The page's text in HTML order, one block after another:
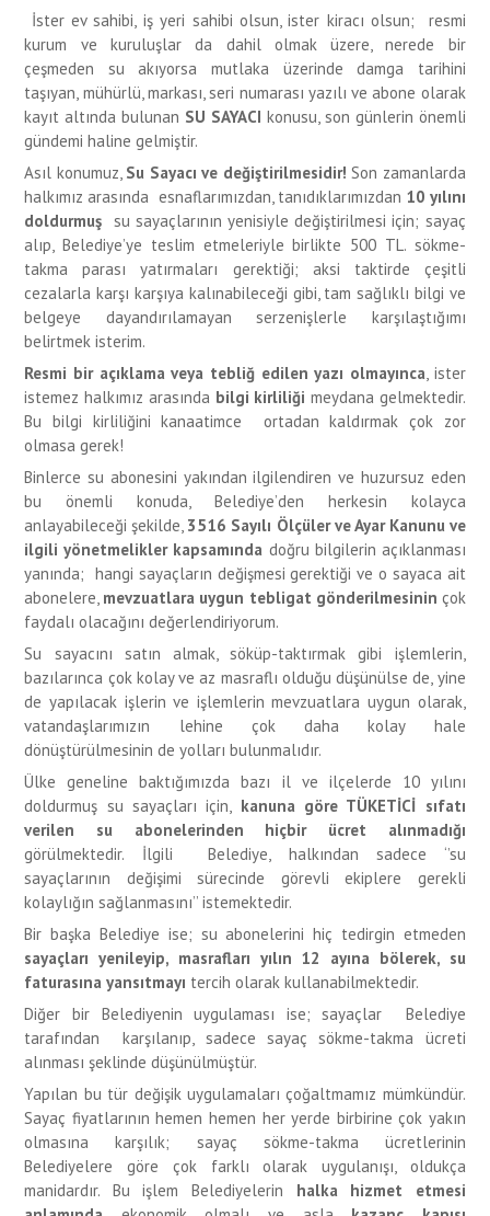
İster ev sahibi, iş yeri sahibi olsun, ister kiracı olsun; resmi
kurum ve kuruluşlar da dahil olmak üzere, nerede bir
çeşmeden su akıyorsa mutlaka üzerinde damga tarihini
taşıyan, mühürlü, markası, seri numarası yazılı ve abone olarak
kayıt altında bulunan SU SAYACI konusu, son günlerin önemli
gündemi haline gelmiştir.
Asıl konumuz, Su Sayacı ve değiştirilmesidir!Son zamanlarda
halkımız arasında esnaflarımızdan, tanıdıklarımızdan 10 yılını
doldurmuş su sayaçlarının yenisiyle değiştirilmesi için; sayaç
alıp, Belediye’ye teslim etmeleriyle birlikte 500 TL. sökme-
takma parası yatırmaları gerektiği; aksi taktirde çeşitli
cezalarla karşı karşıya kalınabileceği gibi, tam sağlıklı bilgi ve
belgeye dayandırılamayan serzenişlerle karşılaştığımı
belirtmek isterim.
Resmi bir açıklama veya tebliğ edilen yazı olmayınca , ister
istemez halkımız arasında bilgi kirliliği meydana gelmektedir.
Bu bilgi kirliliğini kanaatimce ortadan kaldırmak çok zor
olmasa gerek!
Binlerce su abonesini yakından ilgilendiren ve huzursuz eden
bu önemli konuda, Belediye’den herkesin kolayca
anlayabileceği şekilde, 3516 Sayılı Ölçüler ve Ayar Kanunu ve
ilgili yönetmelikler kapsamında doğru bilgilerin açıklanması
yanında; hangi sayaçların değişmesi gerektiği ve o sayaca ait
abonelere, mevzuatlara uygun tebligat gönderilmesinin çok
faydalı olacağını değerlendiriyorum.
Su sayacını satın almak, söküp-taktırmak gibi işlemlerin,
bazılarınca çok kolay ve az masraflı olduğu düşünülse de, yine
de yapılacak işlerin ve işlemlerin mevzuatlara uygun olarak,
vatandaşlarımızın lehine çok daha kolay hale
dönüştürülmesinin de yolları bulunmalıdır.
Ülke geneline baktığımızda bazı il ve ilçelerde 10 yılını
doldurmuş su sayaçları için, kanuna göre TÜKETİCİ sıfatı
verilen su abonelerinden
hiçbir ücret alınmadığı
görülmektedir. İlgili Belediye, halkından sadece ‘’su
sayaçlarının değişimi sürecinde görevli ekiplere gerekli
kolaylığın sağlanmasını’’ istemektedir.
Bir başka Belediye ise; su abonelerini hiç tedirgin etmeden
sayaçları yenileyip, masrafları yılın 12 ayına bölerek, su
faturasına yansıtmayı tercih olarak kullanabilmektedir.
Diğer bir Belediyenin uygulaması ise; sayaçlar Belediye
tarafından karşılanıp, sadece sayaç sökme-takma ücreti
alınması şeklinde düşünülmüştür.
Yapılan bu tür değişik uygulamaları çoğaltmamız mümkündür.
Sayaç fiyatlarının hemen hemen her yerde birbirine çok yakın
olmasına karşılık; sayaç sökme-takma ücretlerinin
Belediyelere göre çok farklı olarak uygulanışı, oldukça
manidardır. Bu işlem Belediyelerin halka hizmet etmesi